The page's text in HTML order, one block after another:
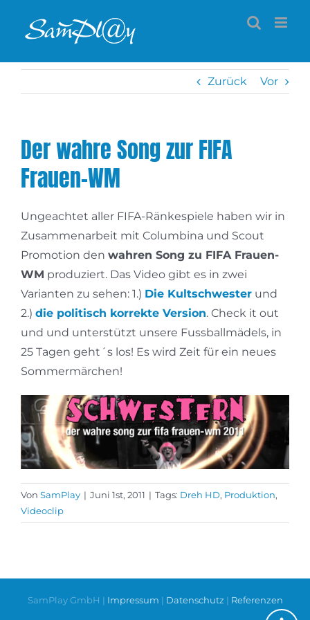
Inhalt
Zurück Vor
Der wahre Song zur FIFA
Frauen-WM
Ungeachtet aller FIFA-Ränkespiele haben wir in
Zusammenarbeit mit Columbina und Scout
Promotion den wahren Song zu FIFA Frauen-
WM produziert. Das Video gibt es in zwei
Varianten zu sehen: 1.) Die Kultschwester und
2.) die politisch korrekte Version. Check it out
und und unterstützt unsere Fussballmädels, in
25 Tagen geht´s los! Es wird Zeit für ein neues
Sommermärchen!
Von SamPlay | Juni 1st, 2011 | Tags: Dreh HD, Produktion,
Videoclip
SamPlay GmbH | Impressum | Datenschutz | Referenzen